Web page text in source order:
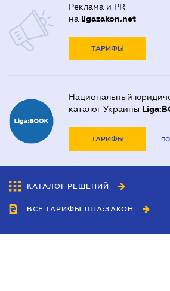
Реклама и PR
на ligazakon.net
ТАРИФЫ
Национальный
каталог Украины
ТАРИФЫ
КАТАЛОГ РЕШЕНИЙ
ВСЕ ТАРИФЫ ЛІГА:ЗАКОН